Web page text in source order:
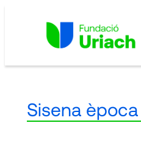
Sisena època